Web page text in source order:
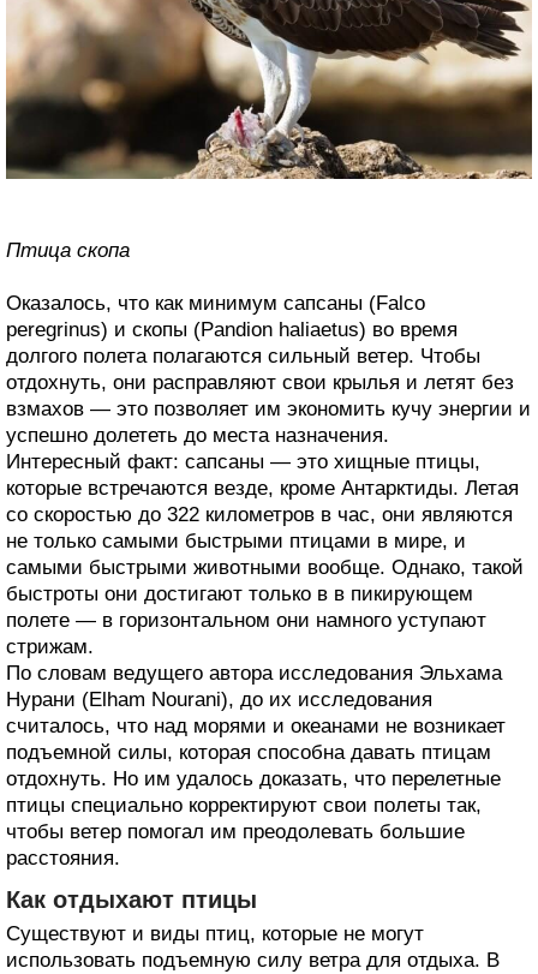
Птица скопа
Оказалось, что как минимум сапсаны (Falco
peregrinus) и скопы (Pandion haliaetus) во время
долгого полета полагаются сильный ветер. Чтобы
отдохнуть, они расправляют свои крылья и летят без
взмахов — это позволяет им экономить кучу энергии и
успешно долететь до места назначения.
Интересный факт: сапсаны — это хищные птицы,
которые встречаются везде, кроме Антарктиды. Летая
со скоростью до 322 километров в час, они являются
не только самыми быстрыми птицами в мире, и
самыми быстрыми животными вообще. Однако, такой
быстроты они достигают только в в пикирующем
полете — в горизонтальном они намного уступают
стрижам.
По словам ведущего автора исследования Эльхама
Нурани (Elham Nourani), до их исследования
считалось, что над морями и океанами не возникает
подъемной силы, которая способна давать птицам
отдохнуть. Но им удалось доказать, что перелетные
птицы специально корректируют свои полеты так,
чтобы ветер помогал им преодолевать большие
расстояния.
Как отдыхают птицы
Существуют и виды птиц, которые не могут
использовать подъемную силу ветра для отдыха. В